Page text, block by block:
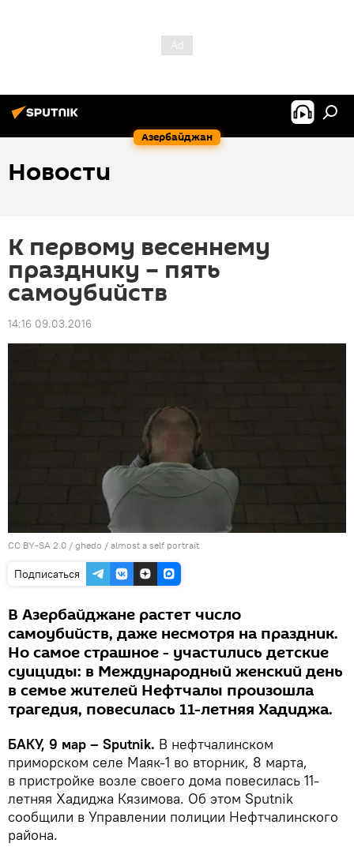
Азербайджан
Новости
К первому весеннему
празднику – пять
самоубийств
14:16 09.03.2016
CC BY-SA 2.0 / ghedo / almost a self portrait
Подписаться
В Азербайджане растет число
самоубийств, даже несмотря на праздник.
Но самое страшное - участились детские
суициды: в Международный женский день
в семье жителей Нефтчалы произошла
трагедия, повесилась 11-летняя Хадиджа.
БАКУ, 9 мар – Sputnik. В нефтчалинском
приморском селе Маяк-1 во вторник, 8 марта,
в пристройке возле своего дома повесилась 11-
летняя Хадиджа Кязимова. Об этом Sputnik
сообщили в Управлении полиции Нефтчалинского
района.